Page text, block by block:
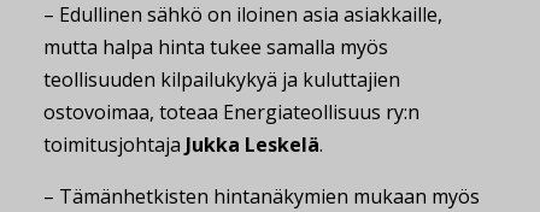
– Edullinen sähkö on iloinen asia asiakkaille,
mutta halpa hinta tukee samalla myös
teollisuuden kilpailukykyä ja kuluttajien
ostovoimaa, toteaa Energiateollisuus ry:n
toimitusjohtaja Jukka Leskelä.
– Tämänhetkisten hintanäkymien mukaan myös